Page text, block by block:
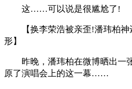
这……可以说是很尴尬了!
【换李荣浩被亲歪!潘玮柏神
形】
昨晚，潘玮柏在微博晒出一
原了演唱会上的这一幕……